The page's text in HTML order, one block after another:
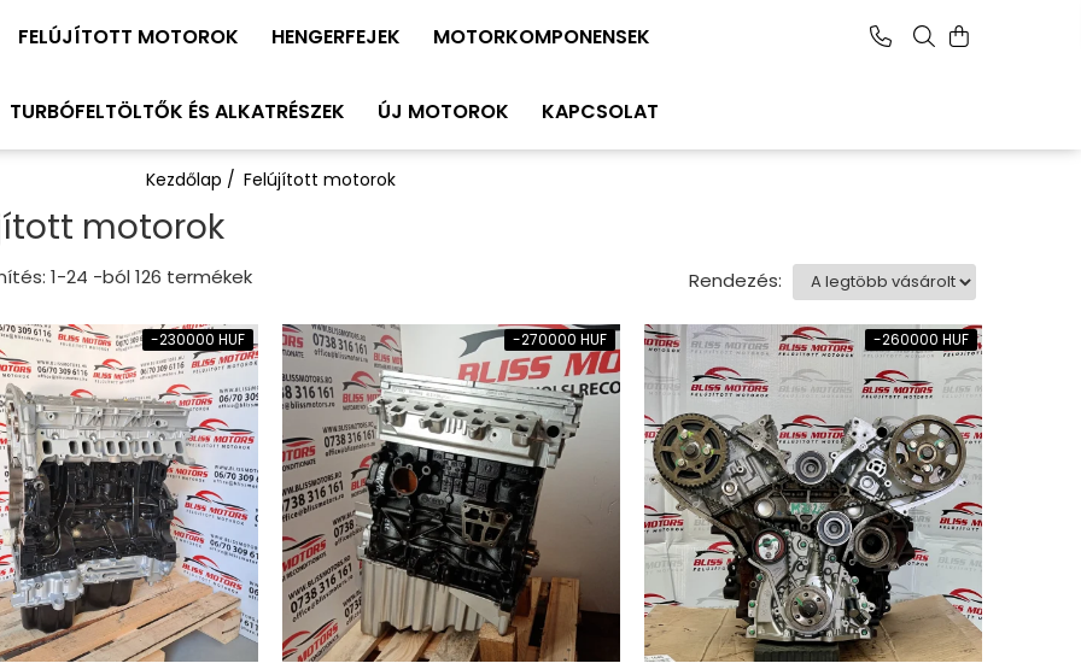
FELÚJÍTOTT MOTOROK HENGERFEJEK MOTORKOMPONENSEK
TURBÓFELTÖLTŐK ÉS ALKATRÉSZEK ÚJ MOTOROK KAPCSOLAT
Kezdőlap / Felújított motorok
motorok
1-24 -ból 126 termékek Rendezés:
-230000 HUF -270000 HUF -260000 HUF